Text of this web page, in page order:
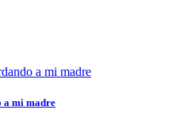
a mi madre